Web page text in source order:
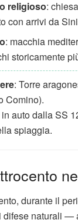
religioso:
con arrivi da
: macchia
storicamente
: Torre
Comino).
in auto dalla SS
spiaggia.
durante il
difese naturali —